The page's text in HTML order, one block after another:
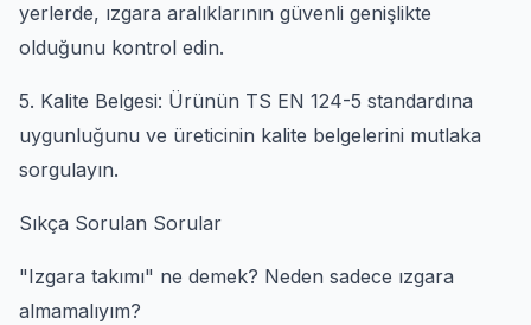
yerlerde, ızgara aralıklarının güvenli genişlikte
olduğunu kontrol edin.
5. Kalite Belgesi: Ürünün TS EN 124-5 standardına
uygunluğunu ve üreticinin kalite belgelerini mutlaka
sorgulayın.
Sıkça Sorulan Sorular
"Izgara takımı" ne demek? Neden sadece ızgara
almamalıyım?